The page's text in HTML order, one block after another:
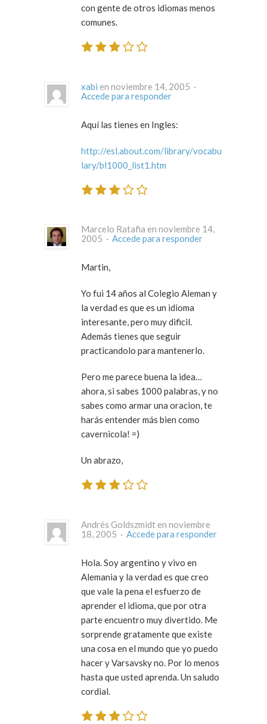
con gente de otros idiomas menos
comunes.
xabi
en noviembre 14, 2005 ·
Accede para responder
Aquí las tienes en Ingles:
http://esl.about.com/library/vocabu
lary/bl1000_list1.htm
Marcelo Ratafia en noviembre 14,
2005 · Accede para responder
Martin,
Yo fui 14 años al Colegio Aleman y
la verdad es que es un idioma
interesante, pero muy dificil.
Además tienes que seguir
practicandolo para mantenerlo.
Pero me parece buena la idea…
ahora, si sabes 1000 palabras, y no
sabes como armar una oracion, te
harás entender más bien como
cavernicola! =)
Un abrazo,
Andrés Goldszmidt en noviembre
18, 2005 · Accede para responder
Hola. Soy argentino y vivo en
Alemania y la verdad es que creo
que vale la pena el esfuerzo de
aprender el idioma, que por otra
parte encuentro muy divertido. Me
sorprende gratamente que existe
una cosa en el mundo que yo puedo
hacer y Varsavsky no. Por lo menos
hasta que usted aprenda. Un saludo
cordial.